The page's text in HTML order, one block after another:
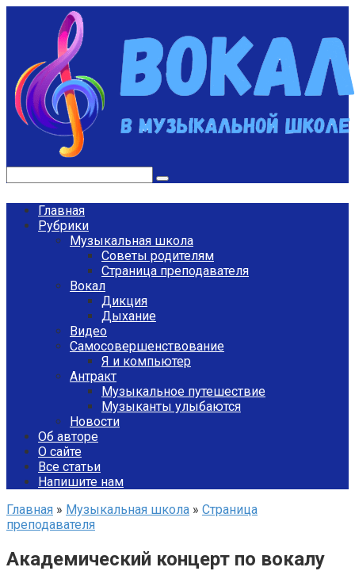
контенту
Главная
Рубрики
Музыкальная школа
Советы родителям
Страница преподавателя
Вокал
Дикция
Дыхание
Видео
Самосовершенствование
Я и компьютер
Антракт
Музыкальное путешествие
Музыканты улыбаются
Новости
Об авторе
О сайте
Все статьи
Напишите нам
Главная » Музыкальная школа » Страница
преподавателя
Академический концерт по вокалу